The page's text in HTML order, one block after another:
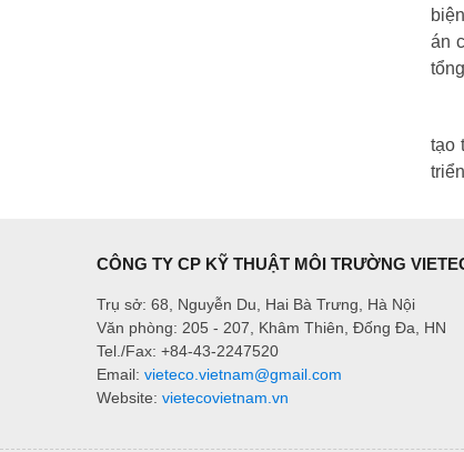
án
3)
tạo
CÔNG TY CP KỸ THUẬT MÔI TRƯỜNG
Trụ sở: 68, Nguyễn Du, Hai Bà Trưng, Hà Nội
Văn phòng: 205 - 207, Khâm Thiên, Đống Đa, HN
Tel./Fax: +84-43-2247520
Email: vieteco.vietnam@gmail.com
Website: vietecovietnam.vn